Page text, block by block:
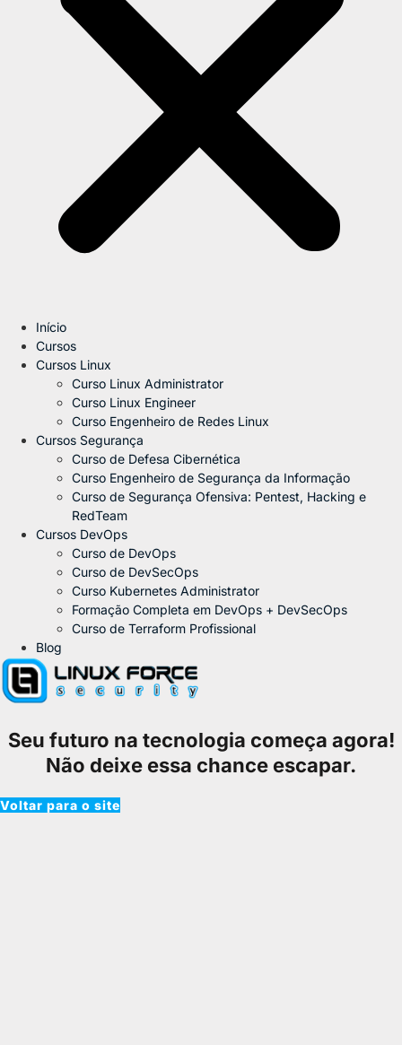
Início
Cursos
Cursos Linux
Curso Linux Administrator
Curso Linux Engineer
Curso Engenheiro de Redes Linux
Cursos Segurança
Curso de Defesa Cibernética
Curso Engenheiro de Segurança da Informação
Curso de Segurança Ofensiva: Pentest, Hacking e
RedTeam
Cursos DevOps
Curso de DevOps
Curso de DevSecOps
Curso Kubernetes Administrator
Formação Completa em DevOps + DevSecOps
Curso de Terraform Profissional
Blog
Seu futuro na tecnologia começa agora!
Não deixe essa chance escapar.
Voltar para o site